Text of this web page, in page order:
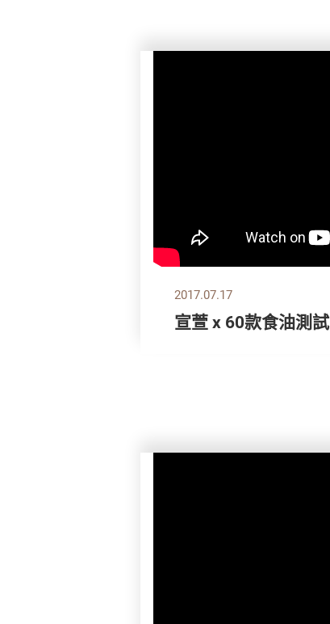
2017.07.17
宣萱 x 60款食油測試